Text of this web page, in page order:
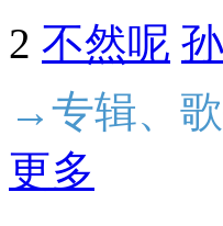
2 不然呢
→专辑、
更多